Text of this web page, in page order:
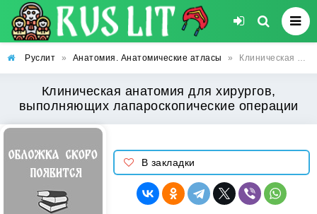
Руслит » Анатомия. Анатомические атласы » Клиническая анатомия для хирургов, выполняющих лапароскопические операции
Клиническая анатомия для хирургов,
выполняющих лапароскопические операции
В закладки